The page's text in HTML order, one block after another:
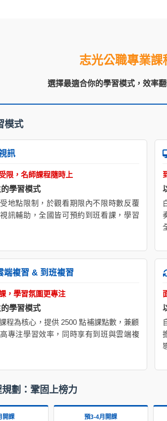
志光公職專業課
選擇最適合你的學習模式，效率
模式
訊
限，名師課程隨時上
學習模式
地點限制，於觀看期限內不限時數反覆
訊輔助，全國皆可預約到班看課，學習
端複習 & 到班複習
，學習氛圍更專注
學習模式
程為核心，提供 2500 點補課點數，兼顧
專注學習效率，同時享有到班與雲端複
劃：鞏固上榜力
開課 預3-4月開課